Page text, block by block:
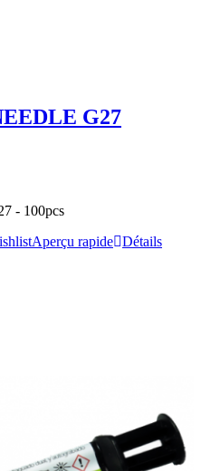
G27
- 100pcs
Aperçu rapide Détails